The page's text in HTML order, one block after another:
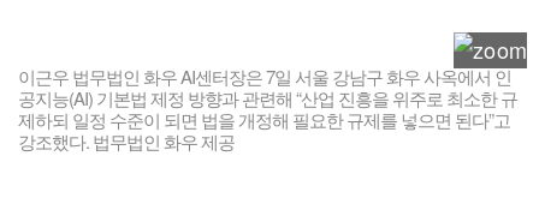
이근우 법무법인 화우 AI센터장은 7일 서울 강남구 화우 사옥에서 인
공지능(AI) 기본법 제정 방향과 관련해 “산업 진흥을 위주로 최소한 규
제하되 일정 수준이 되면 법을 개정해 필요한 규제를 넣으면 된다”고
강조했다. 법무법인 화우 제공